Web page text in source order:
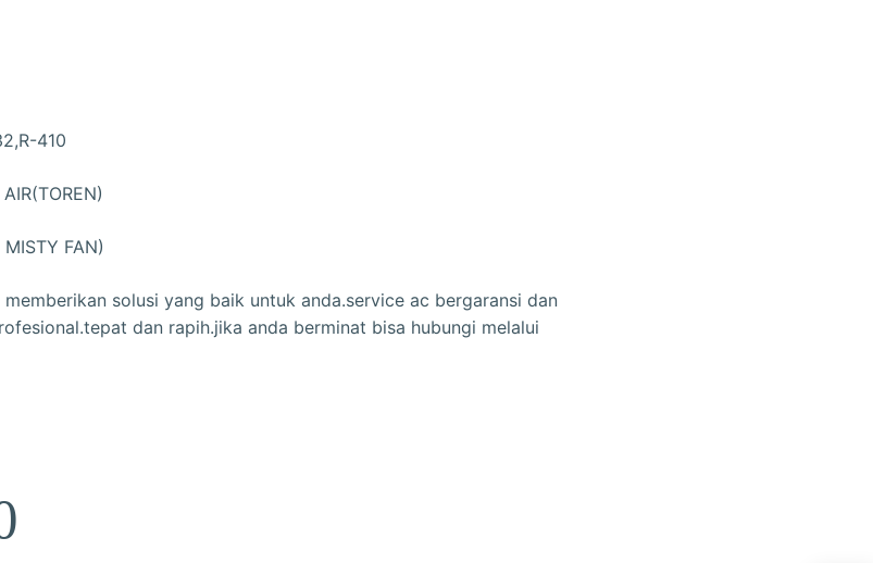
410
MISTY FAN)
solusi yang baik untuk anda.service ac bergaransi dan
dan rapih.jika anda berminat bisa hubungi melalui